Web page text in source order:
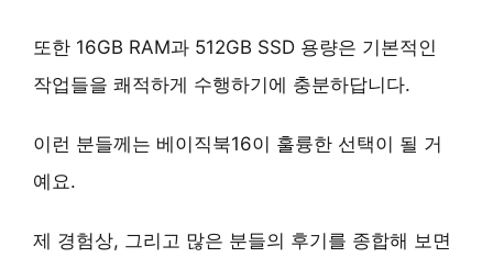
또한 16GB RAM과 512GB SSD 용량은 기본적인
작업들을 쾌적하게 수행하기에 충분하답니다.
이런 분들께는 베이직북16이 훌륭한 선택이 될 거
예요.
제 경험상, 그리고 많은 분들의 후기를 종합해 보면